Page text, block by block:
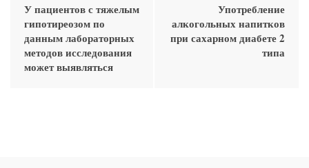
У пациентов с тяжелым
гипотиреозом по
данным лабораторных
методов исследования
может выявляться
Употребление
алкогольных напитков
при сахарном диабете 2
типа